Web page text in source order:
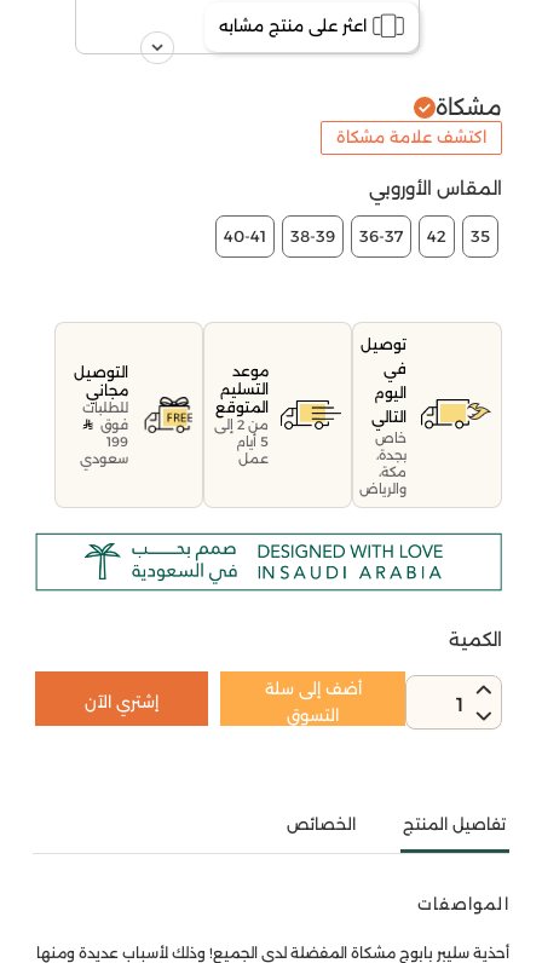
اعثر على منتج مشابه
مشكاة
اكتشف علامة مشكاة
المقاس الأوروبي
35
42
36-37
38-39
40-41
توصيل
في
اليوم
التالي
خاص
بجدة،
مكة،
والرياض
موعد
التسليم
المتوقع
من 2 إلى
5 أيام
عمل
التوصيل
مجاني
للطلبات
فوق
199
سعودي
الكمية
1
أضف إلى سلة
التسوق
إشتري الآن
تفاصيل المنتج الخصائص
المواصفات
أحذية سليبر بابوج مشكاة المفضلة لدى الجميع! وذلك لأسباب عديدة ومنها